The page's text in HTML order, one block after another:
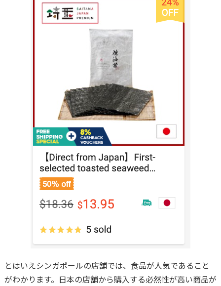
とはいえシンガポールの店舗では、食品が人気であること
がわかります。日本の店舗から購入する必然性が高い商品が